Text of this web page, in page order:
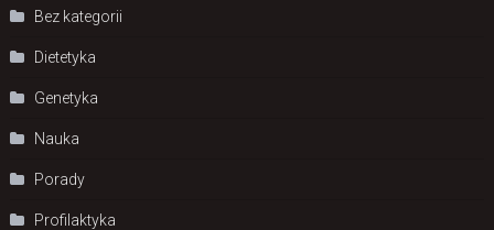
Bez kategorii
Dietetyka
Genetyka
Nauka
Porady
Profilaktyka